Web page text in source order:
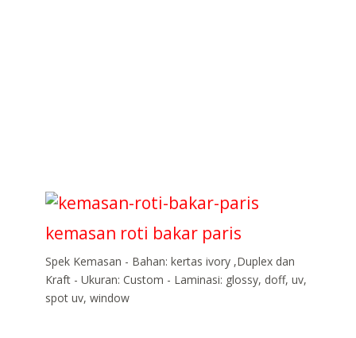
kemasan roti bakar paris
Spek Kemasan - Bahan: kertas ivory ,Duplex dan
Kraft - Ukuran: Custom - Laminasi: glossy, doff, uv,
spot uv, window